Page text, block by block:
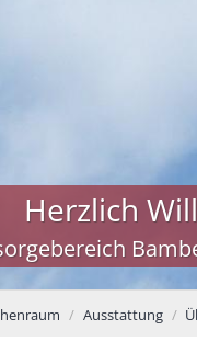
Herzlich
Ausstattung